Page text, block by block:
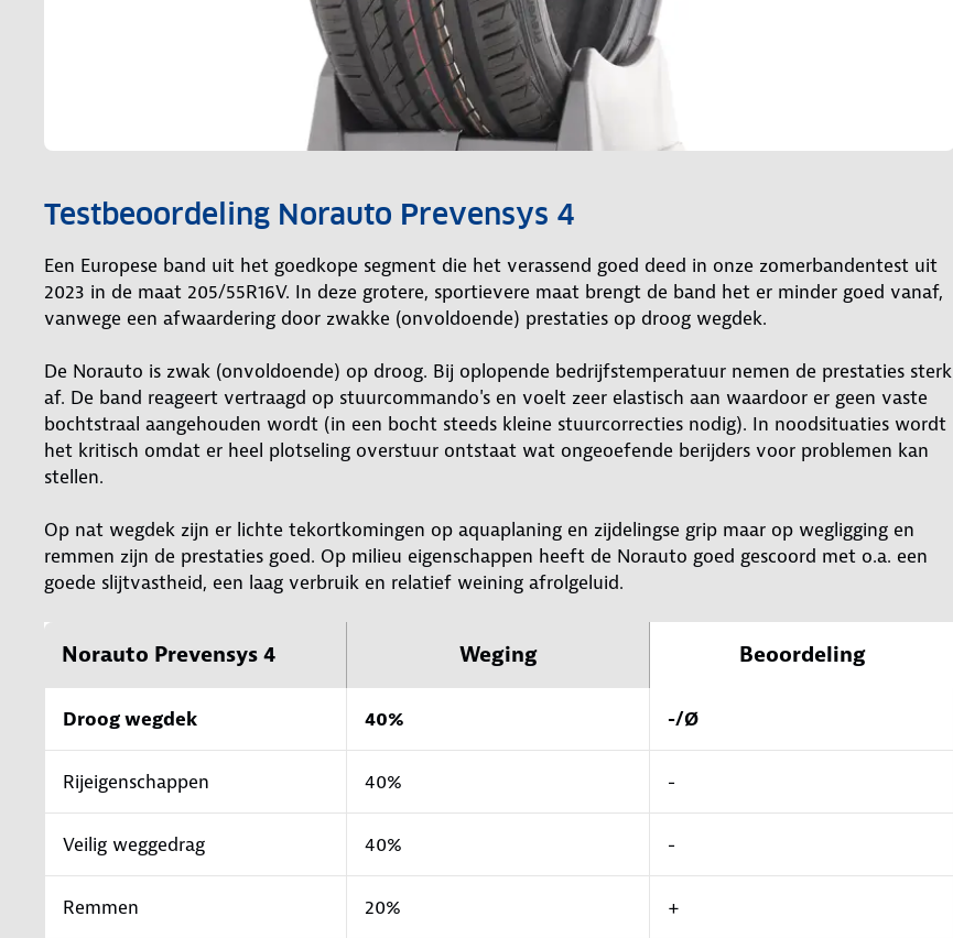
Testbeoordeling Norauto Prevensys 4
Een Europese band uit het goedkope segment die het verassend goed deed in onze zomerbandentest uit
2023 in de maat 205/55R16V. In deze grotere, sportievere maat brengt de band het er minder goed vanaf,
vanwege een afwaardering door zwakke (onvoldoende) prestaties op droog wegdek.
De Norauto is zwak (onvoldoende) op droog. Bij oplopende bedrijfstemperatuur nemen de prestaties sterk
af. De band reageert vertraagd op stuurcommando's en voelt zeer elastisch aan waardoor er geen vaste
bochtstraal aangehouden wordt (in een bocht steeds kleine stuurcorrecties nodig). In noodsituaties wordt
het kritisch omdat er heel plotseling overstuur ontstaat wat ongeoefende berijders voor problemen kan
stellen.
Op nat wegdek zijn er lichte tekortkomingen op aquaplaning en zijdelingse grip maar op wegligging en
remmen zijn de prestaties goed. Op milieu eigenschappen heeft de Norauto goed gescoord met o.a. een
goede slijtvastheid, een laag verbruik en relatief weining afrolgeluid.
Norauto Prevensys 4 Weging Beoordeling
Droog wegdek 40% -/Ø
Rijeigenschappen 40% -
Veilig weggedrag 40% -
Remmen 20% +